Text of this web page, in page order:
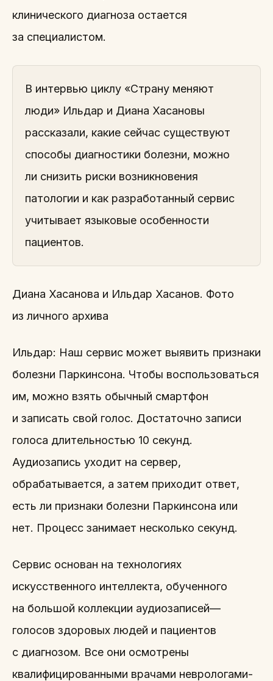
клинического диагноза остается
за специалистом.
В интервью циклу «Страну меняют
люди» Ильдар и Диана Хасановы
рассказали, какие сейчас существуют
способы диагностики болезни, можно
ли снизить риски возникновения
патологии и как разработанный сервис
учитывает языковые особенности
пациентов.
Диана Хасанова и Ильдар Хасанов. Фото
из личного архива
Ильдар: Наш сервис может выявить признаки
болезни Паркинсона. Чтобы воспользоваться
им, можно взять обычный смартфон
и записать свой голос. Достаточно записи
голоса длительностью 10 секунд.
Аудиозапись уходит на сервер,
обрабатывается, а затем приходит ответ,
есть ли признаки болезни Паркинсона или
нет. Процесс занимает несколько секунд.
Сервис основан на технологиях
искусственного интеллекта, обученного
на большой коллекции аудиозаписей—
голосов здоровых людей и пациентов
с диагнозом. Все они осмотрены
квалифицированными врачами неврологами-